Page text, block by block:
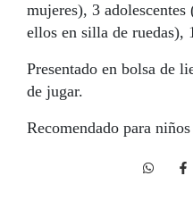
mujeres), 3
ellos en silla de ruedas),
Presentado en bolsa de
de jugar.
Recomendado para